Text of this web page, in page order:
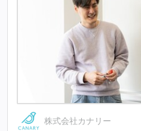
株式会社カナリー